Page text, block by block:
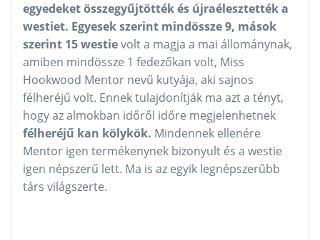
egyedeket összegyűjtötték és újraélesztették a
westiet. Egyesek szerint mindössze 9, mások
szerint 15 westievolt a magja a mai állománynak,
amiben mindössze 1 fedezőkan volt, Miss
Hookwood Mentor nevű kutyája, aki sajnos
félheréjű volt. Ennek tulajdonítják ma azt a tényt,
hogy az almokban időről időre megjelenhetnek
félheréjű kan kölykök. Mindennek ellenére
Mentor igen termékenynek bizonyult és a westie
igen népszerű lett. Ma is az egyik legnépszerűbb
társ világszerte.